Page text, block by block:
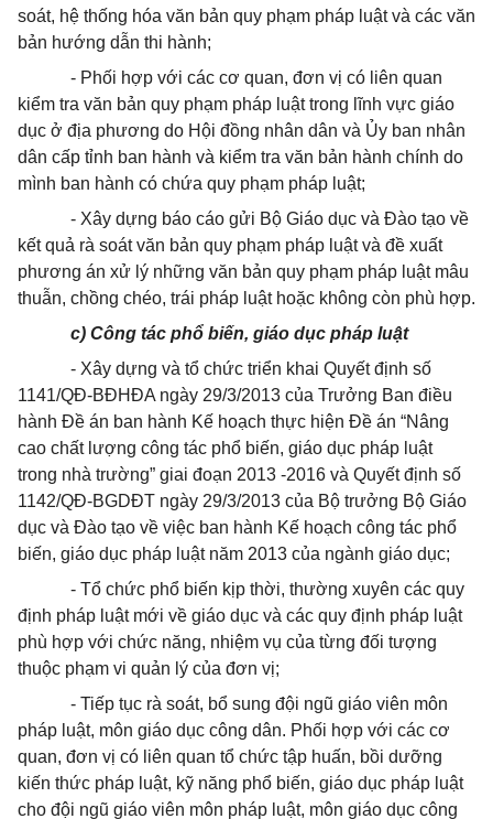
soát, hệ thống hóa văn bản quy phạm pháp luật và các văn
bản hướng dẫn thi hành;
- Phối hợp với các cơ quan, đơn vị có liên quan
kiểm tra văn bản quy phạm pháp luật trong lĩnh vực giáo
dục ở địa phương do Hội đồng nhân dân và Ủy ban nhân
dân cấp tỉnh ban hành và kiểm tra văn bản hành chính do
mình ban hành có chứa quy phạm pháp luật;
- Xây dựng báo cáo gửi Bộ Giáo dục và Đào tạo về
kết quả rà soát văn bản quy phạm pháp luật và đề xuất
phương án xử lý những văn bản quy phạm pháp luật mâu
thuẫn, chồng chéo, trái pháp luật hoặc không còn phù hợp.
c) Công tác phổ biến, giáo dục pháp luật
- Xây dựng và tổ chức triển khai Quyết định số
1141/QĐ-BĐHĐA ngày 29/3/2013 của Trưởng Ban điều
hành Đề án ban hành Kế hoạch thực hiện Đề án “Nâng
cao chất lượng công tác phổ biến, giáo dục pháp luật
trong nhà trường” giai đoạn 2013 -2016 và Quyết định số
1142/QĐ-BGDĐT ngày 29/3/2013 của Bộ trưởng Bộ Giáo
dục và Đào tạo về việc ban hành Kế hoạch công tác phổ
biến, giáo dục pháp luật năm 2013 của ngành giáo dục;
- Tổ chức phổ biến kịp thời, thường xuyên các quy
định pháp luật mới về giáo dục và các quy định pháp luật
phù hợp với chức năng, nhiệm vụ của từng đối tượng
thuộc phạm vi quản lý của đơn vị;
- Tiếp tục rà soát, bổ sung đội ngũ giáo viên môn
pháp luật, môn giáo dục công dân. Phối hợp với các cơ
quan, đơn vị có liên quan tổ chức tập huấn, bồi dưỡng
kiến thức pháp luật, kỹ năng phổ biến, giáo dục pháp luật
cho đội ngũ giáo viên môn pháp luật, môn giáo dục công